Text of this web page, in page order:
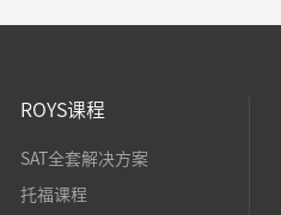
ROYS课程
SAT全套解决方案
托福课程